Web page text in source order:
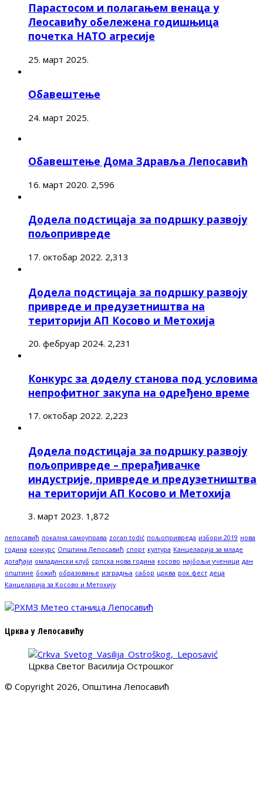
Парастосом и полагањем венаца у
Леосавићу обележена годишњица
почетка НАТО агресије
25. март 2025.
Обавештење
24. март 2025.
Обавештење Дома Здравља Лепосавић
16. март 2020. 2,596
Додела подстицаја за подршку развоју
пољопривреде
17. октобар 2022. 2,313
Додела подстицаја за подршку развоју
привреде и предузетништва на
територији АП Косово и Метохија
20. фебруар 2024. 2,231
Конкурс за доделу станова под условима
непрофитног закупа на одређено време
17. октобар 2022. 2,223
Додела подстицаја за подршку развоју
пољопривреде – прерађивачке
индустрије, привреде и предузетништва
на територији АП Косово и Метохија
3. март 2023. 1,872
лепосавић локална самоуправа zoran todić пољопривреда избори 2019 нова
година конкурс Општина Лепосавић спорт култура Канцеларија за младе
догађаји омладински клуб српска нова година косово најбољи ученици дан
општине божић образовање изградња сабор црква рок фест деца
Канцеларија за Косово и Метохију
Црква у Лепосавићу
Црква Светог Василија Острошког
© Copyright 2026, Општина Лепосавић